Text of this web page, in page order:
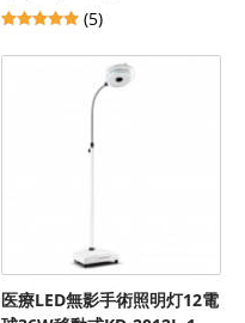
(5)
医療LED無影手術照明灯12電